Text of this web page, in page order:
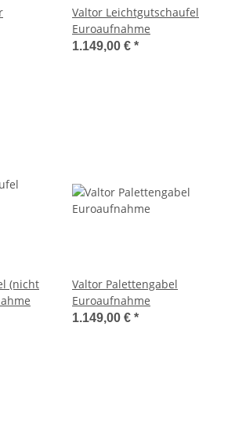
Valtor Leichtgutschaufel
Euroaufnahme
1.149,00 € *
(nicht
Valtor Palettengabel
Euroaufnahme
1.149,00 € *